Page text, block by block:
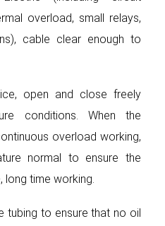
overload, small relays,
cable clear enough to
open and close freely
conditions. When the
overload working,
normal to ensure the
long time working.
tubing to ensure that no oil